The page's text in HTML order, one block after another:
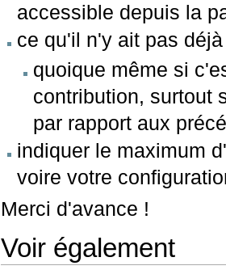
accessible depuis la
ce qu'il n'y ait pas
quoique même si
contribution, surtout
par rapport aux
indiquer le maximum
voire votre
Merci d'avance !
Voir également